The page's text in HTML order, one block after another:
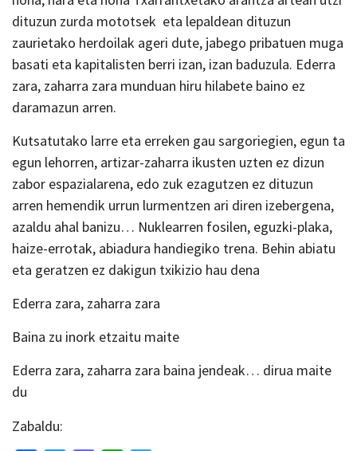
dituzun zurda mototsek eta lepaldean dituzun
zaurietako herdoilak ageri dute, jabego pribatuen muga
basati eta kapitalisten berri izan, izan baduzula. Ederra
zara, zaharra zara munduan hiru hilabete baino ez
daramazun arren.
Kutsatutako larre eta erreken gau sargoriegien, egun ta
egun lehorren, artizar-zaharra ikusten uzten ez dizun
zabor espazialarena, edo zuk ezagutzen ez dituzun
arren hemendik urrun lurmentzen ari diren izebergena,
azaldu ahal banizu… Nuklearren fosilen, eguzki-plaka,
haize-errotak, abiadura handiegiko trena. Behin abiatu
eta geratzen ez dakigun txikizio hau dena
Ederra zara, zaharra zara
Baina zu inork etzaitu maite
Ederra zara, zaharra zara baina jendeak… dirua maite
du
Zabaldu: